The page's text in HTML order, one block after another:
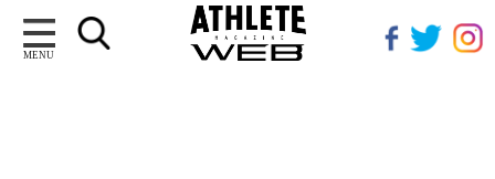
MENU